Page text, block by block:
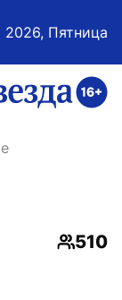
2026, Пятница
510